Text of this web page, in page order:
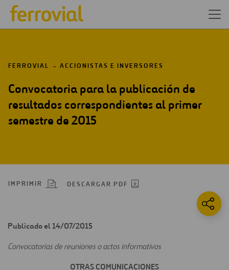
FERROVIAL ACCIONISTAS E INVERSORES
Convocatoria para la publicación de
resultados correspondientes al primer
semestre de 2015
IMPRIMIR DESCARGAR PDF
Publicado el 14/07/2015
Convocatorias de reuniones o actos informativos
OTRAS COMUNICACIONES